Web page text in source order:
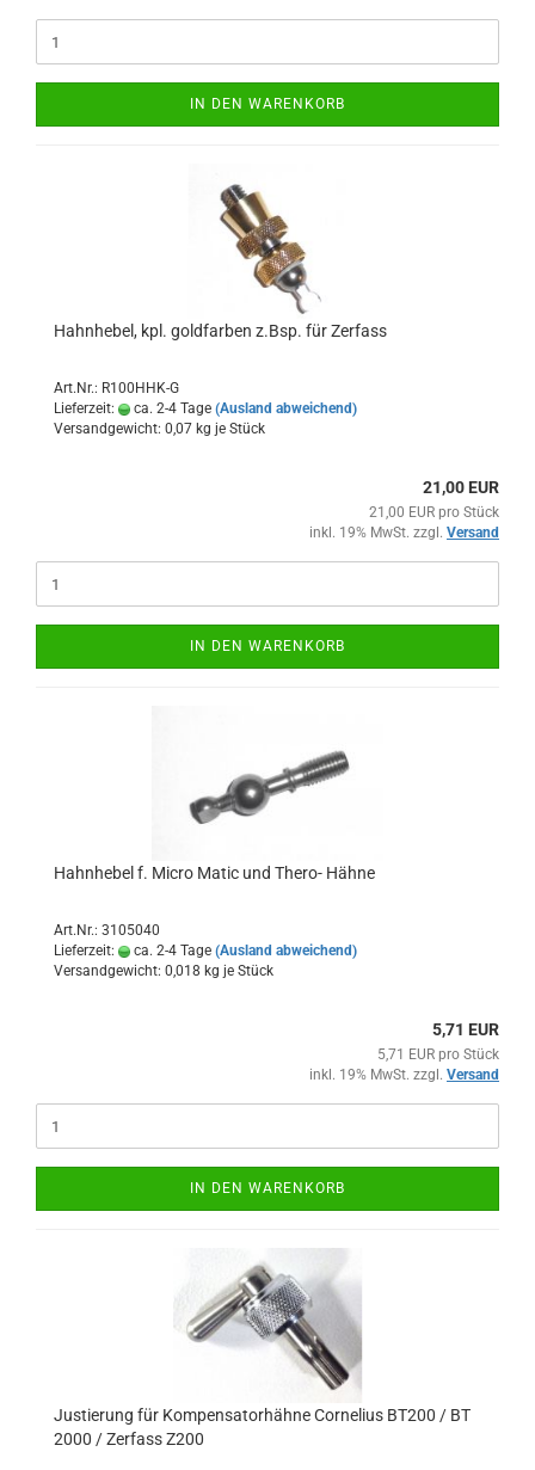
IN DEN WARENKORB
Hahnhebel, kpl. goldfarben z.Bsp. für Zerfass
Art.Nr.: R100HHK-G
Lieferzeit:
ca. 2-4 Tage (Ausland abweichend)
Versandgewicht: 0,07 kg je Stück
21,00 EUR
21,00 EUR pro Stück
inkl. 19% MwSt. zzgl. Versand
IN DEN WARENKORB
Hahnhebel f. Micro Matic und Thero- Hähne
Art.Nr.: 3105040
Lieferzeit:
ca. 2-4 Tage (Ausland abweichend)
Versandgewicht: 0,018 kg je Stück
5,71 EUR
5,71 EUR pro Stück
inkl. 19% MwSt. zzgl. Versand
IN DEN WARENKORB
Justierung für Kompensatorhähne Cornelius BT200 / BT
2000 / Zerfass Z200